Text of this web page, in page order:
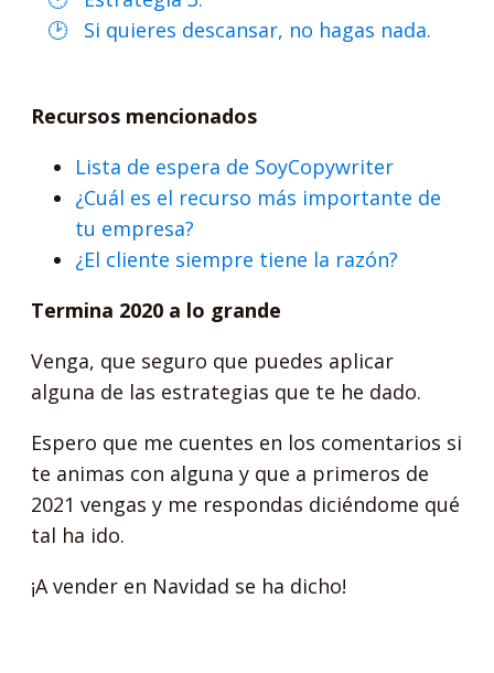
Si quieres descansar, no hagas nada.
Recursos mencionados
Lista de espera de SoyCopywriter
¿Cuál es el recurso más importante de
tu empresa?
¿El cliente siempre tiene la razón?
Termina 2020 a lo grande
Venga, que seguro que puedes aplicar
alguna de las estrategias que te he dado.
Espero que me cuentes en los comentarios si
te animas con alguna y que a primeros de
2021 vengas y me respondas diciéndome qué
tal ha ido.
¡A vender en Navidad se ha dicho!